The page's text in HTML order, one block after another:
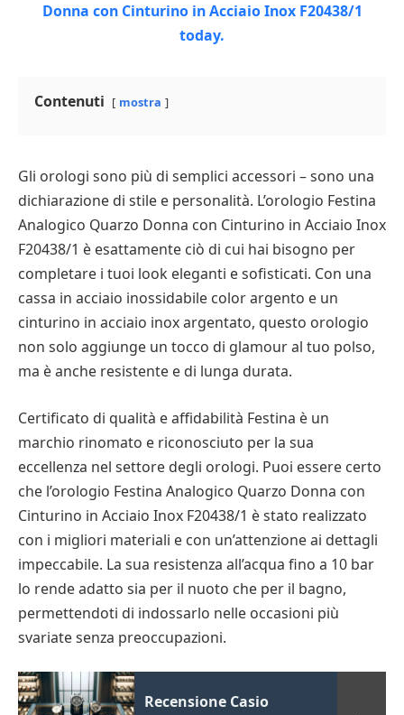
Contenuti mostra
Gli orologi sono più di semplici accessori – sono una
dichiarazione di stile e personalità. L’orologio Festina
Analogico Quarzo Donna con Cinturino in Acciaio Inox
F20438/1 è esattamente ciò di cui hai bisogno per
completare i tuoi look eleganti e sofisticati. Con una
cassa in acciaio inossidabile color argento e un
cinturino in acciaio inox argentato, questo orologio
non solo aggiunge un tocco di glamour al tuo polso,
ma è anche resistente e di lunga durata.
Certificato di qualità e affidabilità Festina è un
marchio rinomato e riconosciuto per la sua
eccellenza nel settore degli orologi. Puoi essere certo
che l’orologio Festina Analogico Quarzo Donna con
Cinturino in Acciaio Inox F20438/1 è stato realizzato
con i migliori materiali e con un’attenzione ai dettagli
impeccabile. La sua resistenza all’acqua fino a 10 bar
lo rende adatto sia per il nuoto che per il bagno,
permettendoti di indossarlo nelle occasioni più
svariate senza preoccupazioni.
Recensione Casio